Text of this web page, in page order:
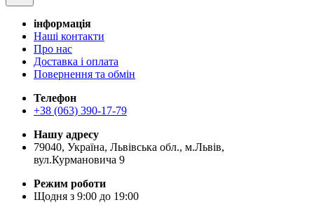
iнформація
Наші контакти
Про нас
Доставка і оплата
Повернення та обмін
Телефон
+38 (063) 390-17-79
Нашу адресу
79040, Україна, Львівська обл., м.Львів,
вул.Курмановича 9
Режим роботи
Щодня з 9:00 до 19:00